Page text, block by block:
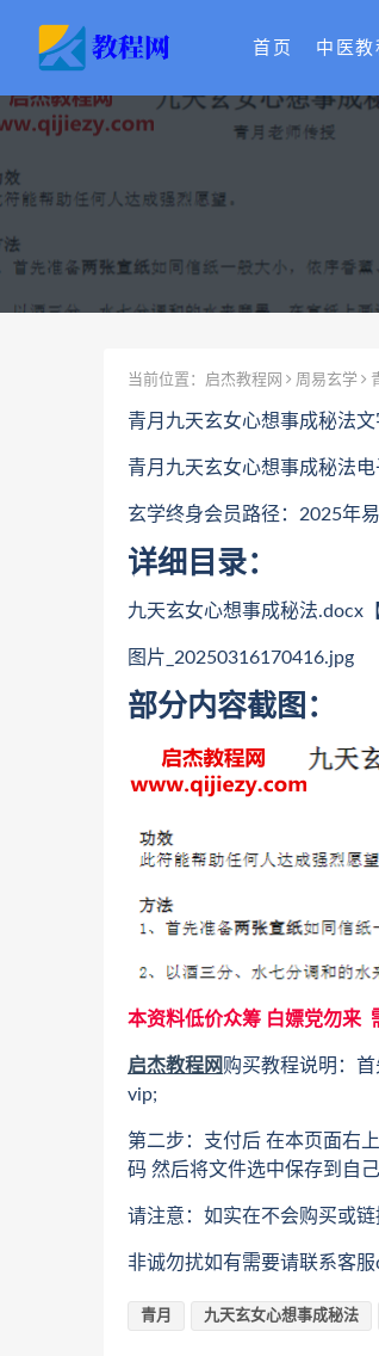
首页 中医教
当前位置： 启杰教程网 周易玄学
青月九天玄女心想事成秘法
青月九天玄女心想事成秘法
玄学终身会员路径：2025年
详细目录：
九天玄女心想事成秘法.docx
图片_20250316170416.jpg
部分内容截图：
本资料低价众筹 白嫖党勿来
启杰教程网购买教程说明：
vip;
第二步：支付后 在本页面右
码 然后将文件选中保存到自
请注意：如实在不会购买或
非诚勿扰如有需要请联系客
青月 九天玄女心想事成秘法